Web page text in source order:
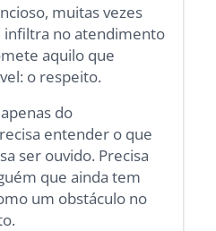
muitas vezes
infiltra no atendimento
aquilo que
o respeito.
do
entender o que
ser ouvido. Precisa
que ainda tem
um obstáculo no